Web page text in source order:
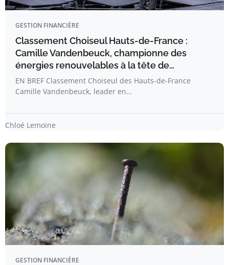
GESTION FINANCIÈRE
Classement Choiseul Hauts-de-France :
Camille Vandenbeuck, championne des
énergies renouvelables à la tête de…
EN BREF Classement Choiseul des Hauts-de-France
Camille Vandenbeuck, leader en…
Chloé Lemoine
GESTION FINANCIÈRE